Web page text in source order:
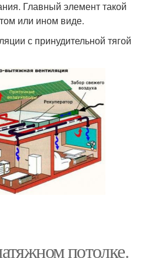
Главный элемент такой
или ином виде.
с принудительной тягой
потолке.